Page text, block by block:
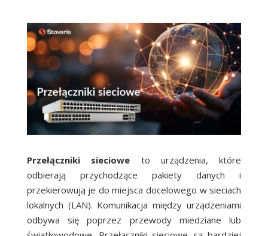
Przełączniki sieciowe to urządzenia, które
odbierają przychodzące pakiety danych i
przekierowują je do miejsca docelowego w sieciach
lokalnych (LAN). Komunikacja między urządzeniami
odbywa się poprzez przewody miedziane lub